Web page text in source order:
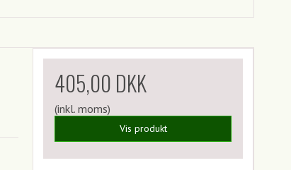
405,00 DKK
(inkl. moms)
Vis produkt